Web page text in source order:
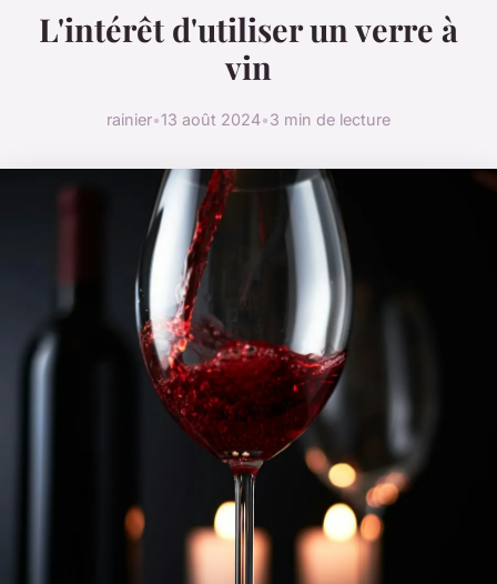
L'intérêt d'utiliser un verre à
vin
rainier•13 août 2024•3 min de lecture